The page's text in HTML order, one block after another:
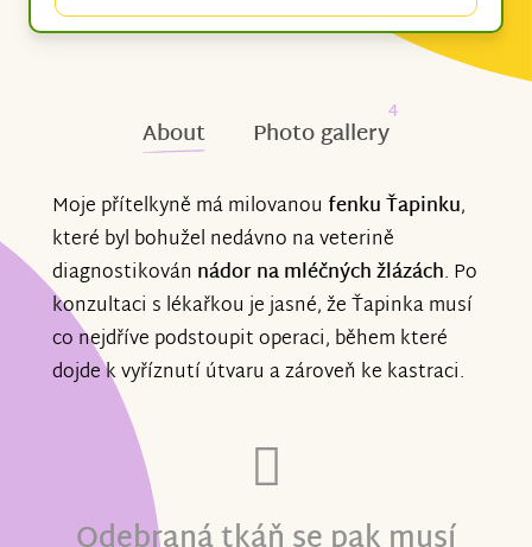
About Photo gallery
4
Moje přítelkyně má milovanou fenku Ťapinku,
které byl bohužel nedávno na veterině
diagnostikován nádor na mléčných žlázách. Po
konzultaci s lékařkou je jasné, že Ťapinka musí
co nejdříve podstoupit operaci, během které
dojde k vyříznutí útvaru a zároveň ke kastraci.